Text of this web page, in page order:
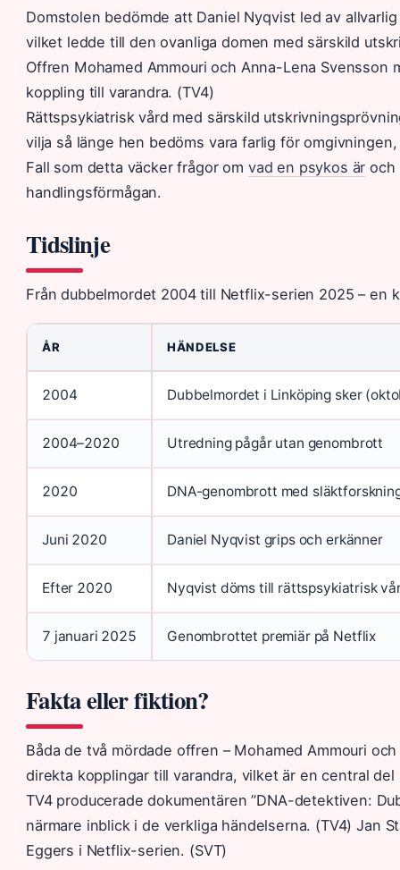
Domstolen bedömde att Daniel Nyqvist led av
vilket ledde till den ovanliga domen med särskild
Offren Mohamed Ammouri och Anna-Lena Svensson
koppling till varandra. (TV4)
Rättspsykiatrisk vård med särskild
vilja så länge hen bedöms vara farlig för
Fall som detta väcker frågor om vad en psykos är och
handlingsförmågan.
Tidslinje
Från dubbelmordet 2004 till Netflix-serien 2025 – en
ÅR HÄNDELSE
2004 Dubbelmordet i Linköping sker
2004–2020 Utredning pågår utan genombrott
2020 DNA-genombrott med
Juni 2020 Daniel Nyqvist grips och erkänner
Efter 2020 Nyqvist döms till rättspsykiatrisk
7 januari 2025 Genombrottet premiär på Netflix
Fakta eller fiktion?
Båda de två mördade offren – Mohamed Ammouri
direkta kopplingar till varandra, vilket är en central del
TV4 producerade dokumentären ”DNA-detektiven:
närmare inblick i de verkliga händelserna. (TV4) Jan
Eggers i Netflix-serien. (SVT)